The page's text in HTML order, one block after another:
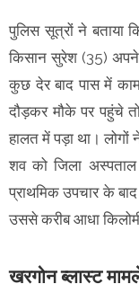
पुलिस सूत्रों ने बताया
किसान सुरेश (35)
कुछ देर बाद पास में
दौड़कर मौके पर पहुंचे
हालत में पड़ा था।
शव को जिला
प्राथमिक उपचार के
उससे करीब आधा
खरगोन ब्लास्ट